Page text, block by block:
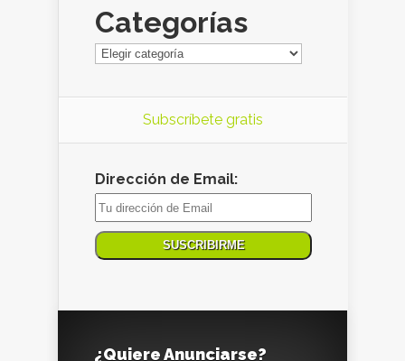
Categorías
Subscríbete gratis
Dirección de Email:
¿Quiere Anunciarse?